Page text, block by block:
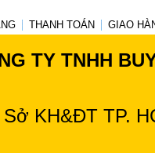
THANH TOÁN GIAO
TY TNHH
Sở KH&ĐT TP.